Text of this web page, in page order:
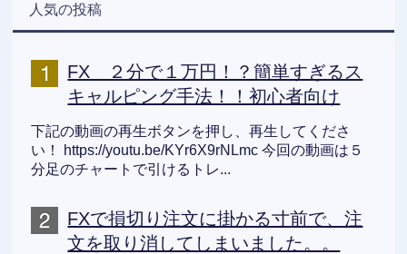
人気の投稿
FX ２分で１万円！？簡単すぎるス
キャルピング手法！！初心者向け
下記の動画の再生ボタンを押し、再生してくださ
い！ https://youtu.be/KYr6X9rNLmc 今回の動画は５
分足のチャートで引けるトレ...
FXで損切り注文に掛かる寸前で、注
文を取り消してしまいました。。